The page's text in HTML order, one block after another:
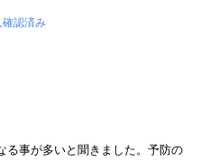
確認済み
る事が多いと聞きました。予防の